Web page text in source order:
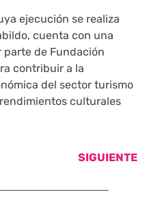
ejecución se realiza
cuenta con una
parte de Fundación
contribuir a la
del sector turismo
culturales
SIGUIENTE